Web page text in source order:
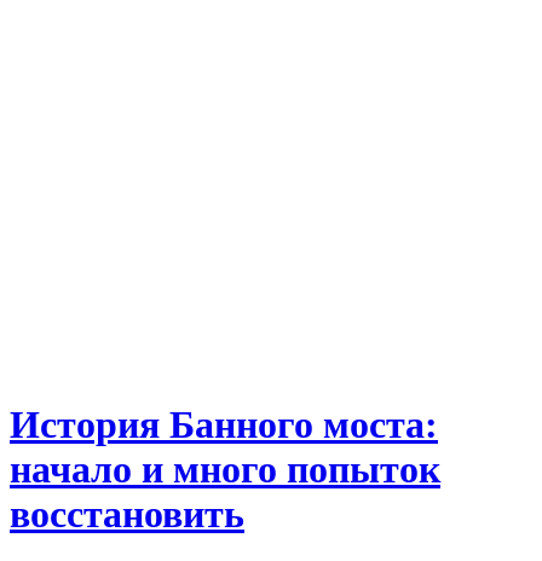
История Банного моста:
начало и много попыток
восстановить